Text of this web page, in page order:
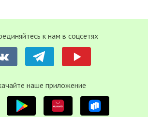
к нам в соцсетях
наше приложение